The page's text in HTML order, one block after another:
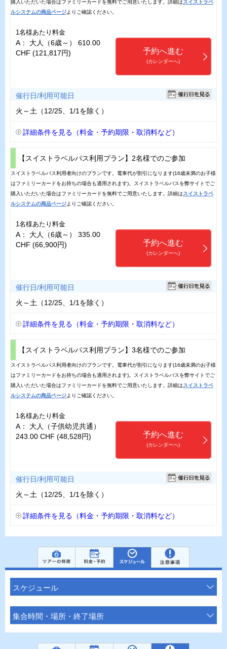
購入いただいた場合はファミリーカードを無料でご用意いたします。詳細はスイストラベ
ルシステムの商品ページよりご確認ください。
1名様あたり料金
A： 大人（6歳～） 610.00
CHF (121,817円)
予約へ進む
(カレンダーへ)
催行日/利用可能日
火～土（12/25、1/1を除く）
詳細条件を見る（料金・予約期限・取消料など）
【スイストラベルパス利用プラン】2名様でのご参加
スイストラベルパス利用者向けのプランです。電車代が割引になります(16歳未満のお子様
はファミリーカードをお持ちの場合も適用されます)。スイストラベルパスを弊サイトでご
購入いただいた場合はファミリーカードを無料でご用意いたします。詳細はスイストラベ
ルシステムの商品ページよりご確認ください。
1名様あたり料金
A： 大人（6歳～） 335.00
CHF (66,900円)
予約へ進む
(カレンダーへ)
催行日/利用可能日
火～土（12/25、1/1を除く）
詳細条件を見る（料金・予約期限・取消料など）
【スイストラベルパス利用プラン】3名様でのご参加
スイストラベルパス利用者向けのプランです。電車代が割引になります(16歳未満のお子様
はファミリーカードをお持ちの場合も適用されます)。スイストラベルパスを弊サイトでご
購入いただいた場合はファミリーカードを無料でご用意いたします。詳細はスイストラベ
ルシステムの商品ページよりご確認ください。
1名様あたり料金
A： 大人（子供幼児共通）
243.00 CHF (48,528円)
予約へ進む
(カレンダーへ)
催行日/利用可能日
火～土（12/25、1/1を除く）
詳細条件を見る（料金・予約期限・取消料など）
スケジュール
集合時間・場所・終了場所